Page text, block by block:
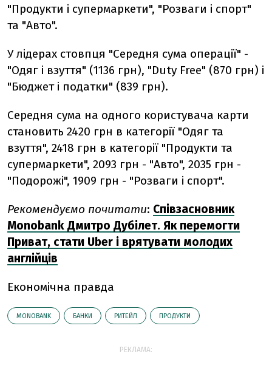
"Продукти і супермаркети", "Розваги і спорт"
та "Авто".
У лідерах стовпця "Середня сума операції" -
"Одяг і взуття" (1136 грн), "Duty Free" (870 грн) і
"Бюджет і податки" (839 грн).
Середня сума на одного користувача карти
становить 2420 грн в категорії "Одяг та
взуття", 2418 грн в категорії "Продукти та
супермаркети", 2093 грн - "Авто", 2035 грн -
"Подорожі", 1909 грн - "Розваги і спорт".
Рекомендуємо почитати: Співзасновник
Monobank Дмитро Дубілет. Як перемогти
Приват, стати Uber і врятувати молодих
англійців
Економічна правда
MONOBANK БАНКИ РИТЕЙЛ ПРОДУКТИ
РЕКЛАМА: